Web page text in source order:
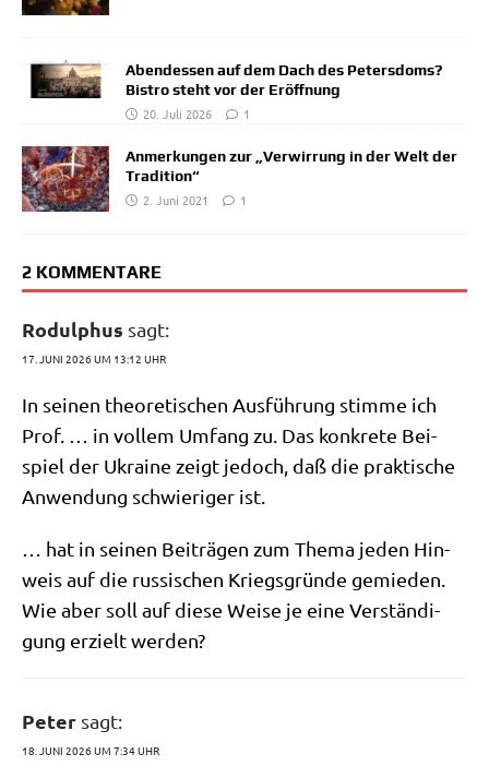
Abendessen auf dem Dach des Petersdoms?
Bistro steht vor der Eröffnung
20. Juli 2026
1
Anmerkungen zur „Verwirrung in der Welt der
Tradition“
2. Juni 2021
1
2 KOMMENTARE
Rodulphus sagt:
17. JUNI 2026 UM 13:12 UHR
In sei­nen theo­re­ti­schen Aus­füh­rung stim­me ich
Prof. … in vol­lem Umfang zu. Das kon­kre­te Bei­
spiel der Ukrai­ne zeigt jedoch, daß die prak­ti­sche
Anwen­dung schwie­ri­ger ist.
… hat in sei­nen Bei­trä­gen zum The­ma jeden Hin­
weis auf die rus­si­schen Kriegs­grün­de gemie­den.
Wie aber soll auf die­se Wei­se je eine Ver­stän­di­
gung erzielt werden?
Peter sagt:
18. JUNI 2026 UM 7:34 UHR